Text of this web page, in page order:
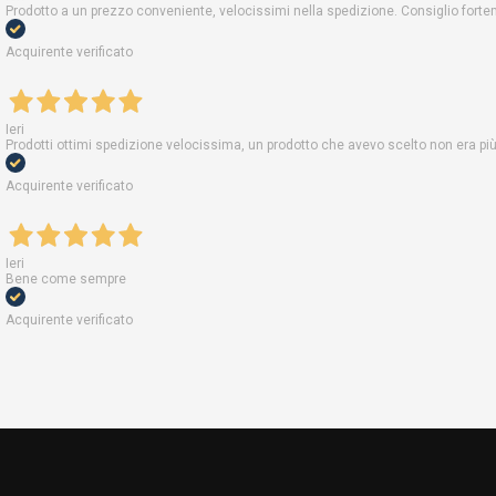
Prodotto a un prezzo conveniente, velocissimi nella spedizione. Consiglio
Acquirente verificato
Ieri
Prodotti ottimi spedizione velocissima, un prodotto che avevo scelto non era
Acquirente verificato
Ieri
Bene come sempre
Acquirente verificato